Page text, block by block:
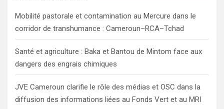
Mobilité pastorale et contamination au Mercure dans le
corridor de transhumance : Cameroun–RCA–Tchad
Santé et agriculture : Baka et Bantou de Mintom face aux
dangers des engrais chimiques
JVE Cameroun clarifie le rôle des médias et OSC dans la
diffusion des informations liées au Fonds Vert et au MRI